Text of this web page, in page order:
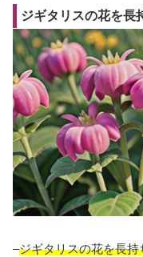
ジギタリスの花を長
–ジギタリスの花を長持